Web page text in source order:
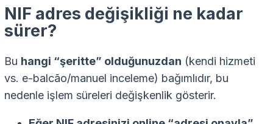
NIF adres değişikliği ne kadar
sürer?
Bu hangi “şeritte” olduğunuzdan (kendi hizmeti
vs. e-balcão/manuel inceleme) bağımlıdır, bu
nedenle işlem süreleri değişkenlik gösterir.